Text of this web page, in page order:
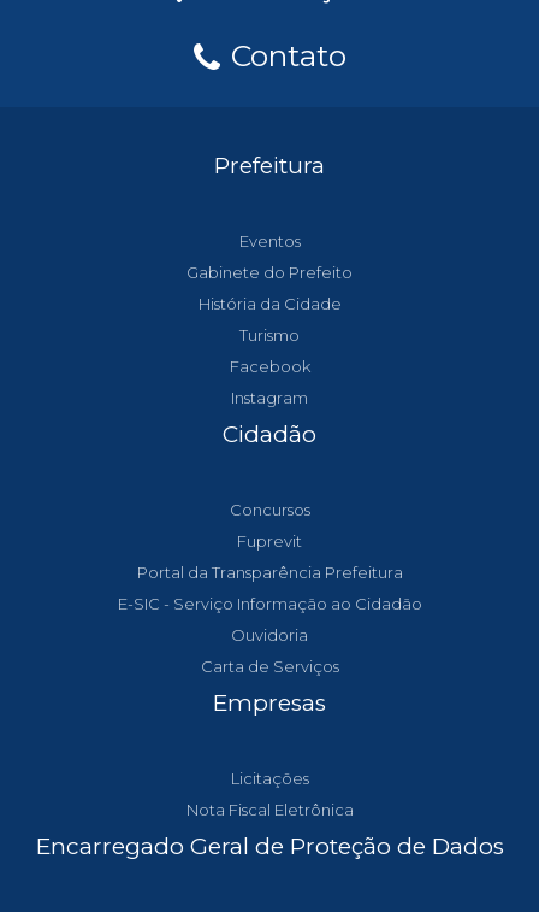
Contato
Prefeitura
Eventos
Gabinete do Prefeito
História da Cidade
Turismo
Facebook
Instagram
Cidadão
Concursos
Fuprevit
Portal da Transparência Prefeitura
E-SIC - Serviço Informação ao Cidadão
Ouvidoria
Carta de Serviços
Empresas
Licitações
Nota Fiscal Eletrônica
Encarregado Geral de Proteção de Dados